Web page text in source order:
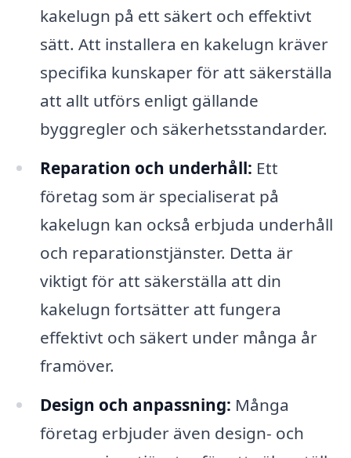
kakelugn på ett säkert och effektivt
sätt. Att installera en kakelugn kräver
specifika kunskaper för att säkerställa
att allt utförs enligt gällande
byggregler och säkerhetsstandarder.
Reparation och underhåll: Ett
företag som är specialiserat på
kakelugn kan också erbjuda underhåll
och reparationstjänster. Detta är
viktigt för att säkerställa att din
kakelugn fortsätter att fungera
effektivt och säkert under många år
framöver.
Design och anpassning: Många
företag erbjuder även design- och